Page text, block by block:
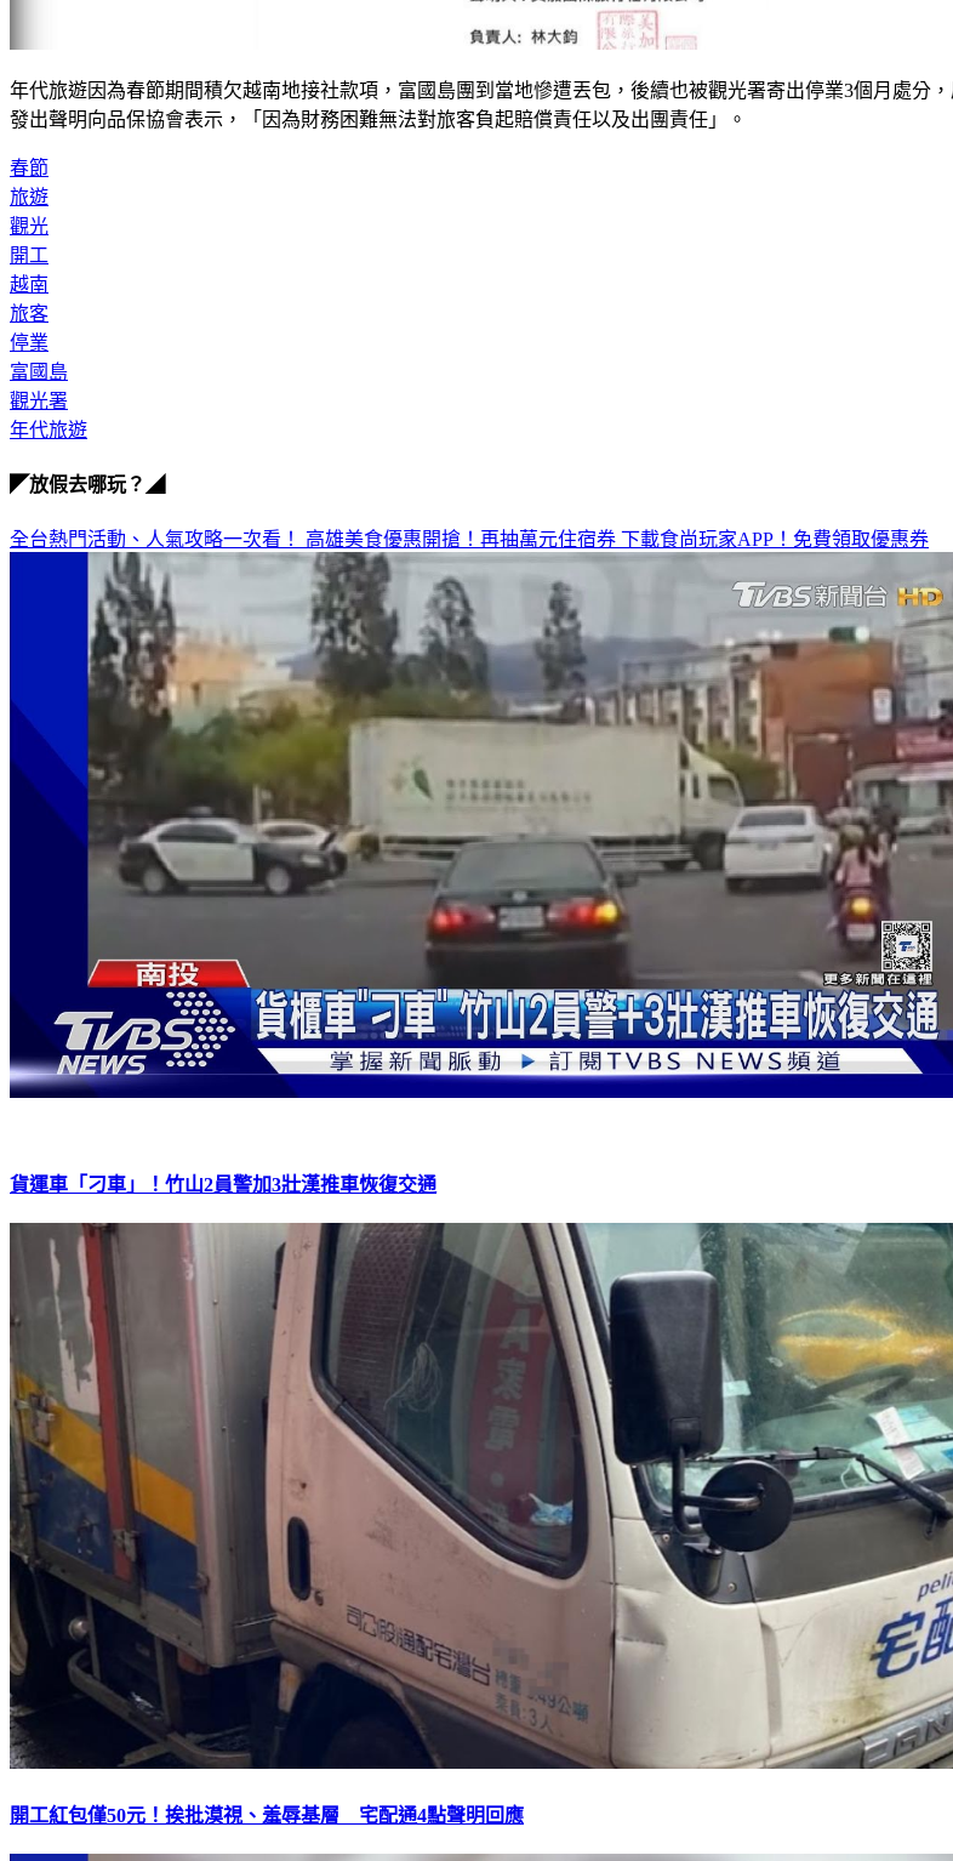
年代旅遊因為春節期間積欠越南地接社款項，富國島團到當地慘遭丟包，後續也被觀光署寄出停業3個月處分
發出聲明向品保協會表示，「因為財務困難無法對旅客負起賠償責任以及出團責任」。
春節
旅遊
觀光
開工
越南
旅客
停業
富國島
觀光署
年代旅遊
◤放假去哪玩？◢
全台熱門活動、人氣攻略一次看！ 高雄美食優惠開搶！再抽萬元住宿券 下載食尚玩家APP！免費領取優惠券
貨運車「刁車」！竹山2員警加3壯漢推車恢復交通
開工紅包僅50元！挨批漠視、羞辱基層 宅配通4點聲明回應